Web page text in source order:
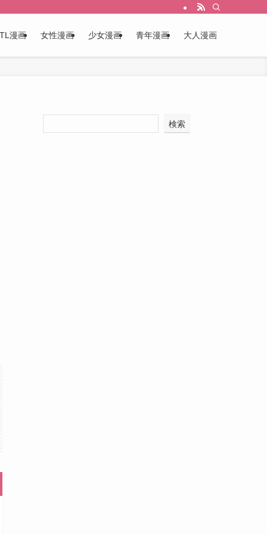
TL漫画 女性漫画 少女漫画 青年漫画 大人漫画
検索